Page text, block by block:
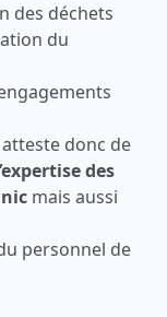
des déchets
du
atteste donc de
des
mais aussi
personnel de